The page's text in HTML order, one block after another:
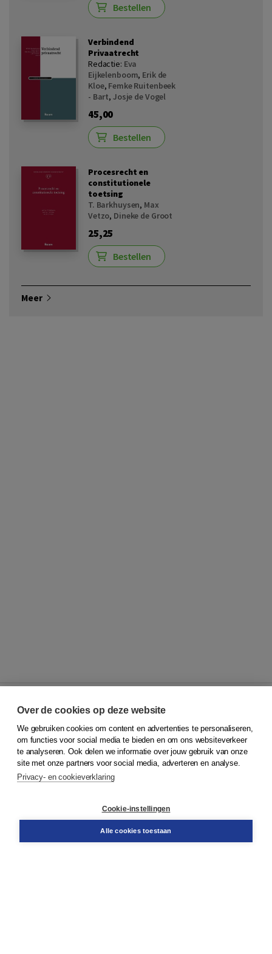
Bestellen
Verbindend
Privaatrecht
Redactie: Eva
Eijkelenboom, Erik de
Kloe, Femke Ruitenbeek
- Bart, Josje de Vogel
45,00
Bestellen
Procesrecht en
constitutionele
toetsing
T. Barkhuysen, Max
Vetzo, Dineke de Groot
25,25
Bestellen
Meer
© 2026Koninklijke Boom uitgevers
Klantenservice
Service & informatie
Contact
Over de cookies op deze website
We gebruiken cookies om content en advertenties te personaliseren,
om functies voor social media te bieden en om ons websiteverkeer
te analyseren. Ook delen we informatie over jouw gebruik van onze
site met onze partners voor social media, adverteren en analyse.
Privacy- en cookieverklaring
Cookie-instellingen
Alle cookies toestaan